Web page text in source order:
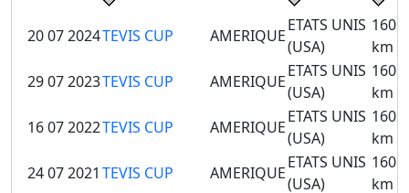
20 07 2024TEVIS CUP AMERIQUE
ETATS UNIS
(USA)
160
km
29 07 2023TEVIS CUP AMERIQUE
ETATS UNIS
(USA)
160
km
16 07 2022TEVIS CUP AMERIQUE
ETATS UNIS
(USA)
160
km
24 07 2021 TEVIS CUP AMERIQUE
ETATS UNIS
(USA)
160
km